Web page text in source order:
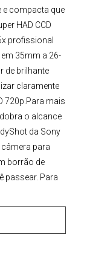
e compacta que
HAD CCD
profissional
35mm a 26-
de brilhante
claramente
720p.Para mais
o alcance
da Sony
para
borrão de
passear. Para
o botão
reunir-se em